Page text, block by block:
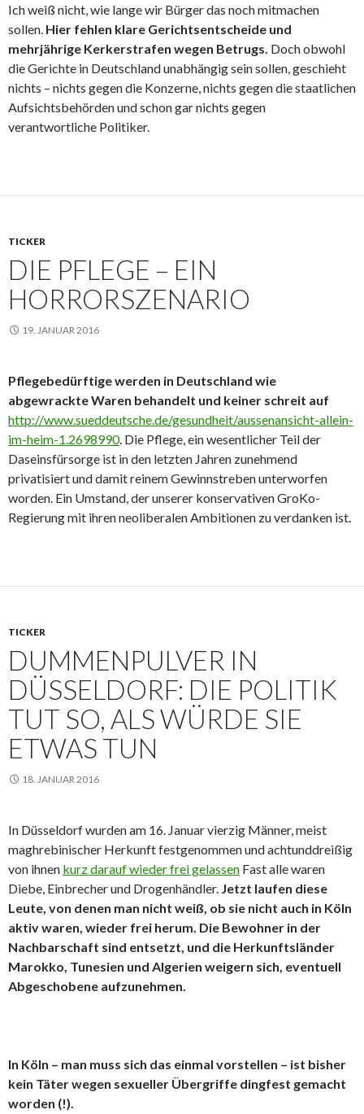
Ich weiß nicht, wie lange wir Bürger das noch mitmachen
sollen. Hier fehlen klare Gerichtsentscheide und
mehrjährige Kerkerstrafen wegen Betrugs. Doch obwohl
die Gerichte in Deutschland unabhängig sein sollen, geschieht
nichts – nichts gegen die Konzerne, nichts gegen die staatlichen
Aufsichtsbehörden und schon gar nichts gegen
verantwortliche Politiker.
TICKER
DIE PFLEGE – EIN
HORRORSZENARIO
19. JANUAR 2016
Pflegebedürftige werden in Deutschland wie
abgewrackte Waren behandelt und keiner schreit auf
http://www.sueddeutsche.de/gesundheit/aussenansicht-allein-
im-heim-1.2698990. Die Pflege, ein wesentlicher Teil der
Daseinsfürsorge ist in den letzten Jahren zunehmend
privatisiert und damit reinem Gewinnstreben unterworfen
worden. Ein Umstand, der unserer konservativen GroKo-
Regierung mit ihren neoliberalen Ambitionen zu verdanken ist.
TICKER
DUMMENPULVER IN
DÜSSELDORF: DIE POLITIK
TUT SO, ALS WÜRDE SIE
ETWAS TUN
18. JANUAR 2016
In Düsseldorf wurden am 16. Januar vierzig Männer, meist
maghrebinischer Herkunft festgenommen und achtunddreißig
von ihnen kurz darauf wieder frei gelassen Fast alle waren
Diebe, Einbrecher und Drogenhändler. Jetzt laufen diese
Leute, von denen man nicht weiß, ob sie nicht auch in Köln
aktiv waren, wieder frei herum. Die Bewohner in der
Nachbarschaft sind entsetzt, und die Herkunftsländer
Marokko, Tunesien und Algerien weigern sich, eventuell
Abgeschobene aufzunehmen.
In Köln – man muss sich das einmal vorstellen – ist bisher
kein Täter wegen sexueller Übergriffe dingfest gemacht
worden (!).